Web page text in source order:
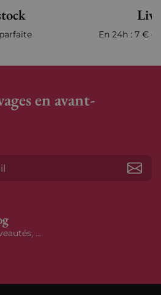
En 24h : 7 €
en avant-
...